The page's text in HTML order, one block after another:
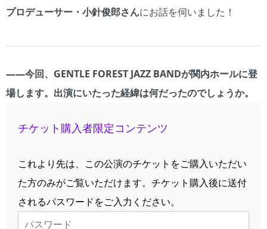
プロデューサー・小針俊郎さんにお話を伺いました！
――今回、GENTLE FOREST JAZZ BANDが関内ホールに登
場します。出演にいたった経緯は何だったのでしょうか。
チケット購入者限定コンテンツ
これより先は、この公演のチケットをご購入いただい
た方のみがご覧いただけます。チケット購入後に送付
されるパスワードをご入力ください。